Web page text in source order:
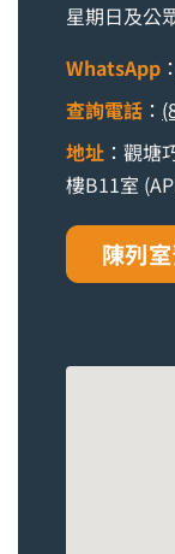
星期日及公
WhatsApp ：
查詢電話 ：
地址 ：觀塘
樓B11室
陳列